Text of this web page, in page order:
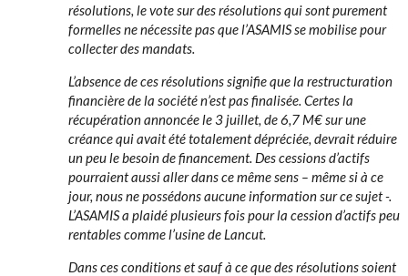
résolutions, le vote sur des résolutions qui sont purement
formelles ne nécessite pas que l’ASAMIS se mobilise pour
collecter des mandats.
L’absence de ces résolutions signifie que la restructuration
financière de la société n’est pas finalisée. Certes la
récupération annoncée le 3 juillet, de 6,7 M€ sur une
créance qui avait été totalement dépréciée, devrait réduire
un peu le besoin de financement. Des cessions d’actifs
pourraient aussi aller dans ce même sens – même si à ce
jour, nous ne possédons aucune information sur ce sujet -.
L’ASAMIS a plaidé plusieurs fois pour la cession d’actifs peu
rentables comme l’usine de Lancut.
Dans ces conditions et sauf à ce que des résolutions soient